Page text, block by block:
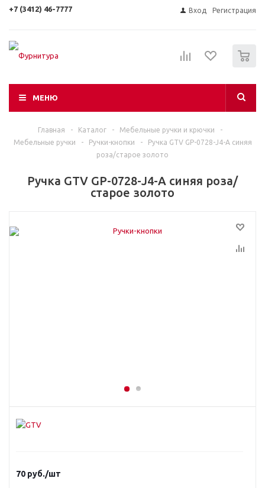
+7 (3412) 46-7777 Вход Регистрация
МЕНЮ
Главная - Каталог - Мебельные ручки и крючки
-
Мебельные ручки
- Ручки-кнопки -
Ручка GTV GP-0728-J4-A синяя
роза/старое золото
Ручка GTV GP-0728-J4-A синяя роза/
старое золото
70 руб./шт